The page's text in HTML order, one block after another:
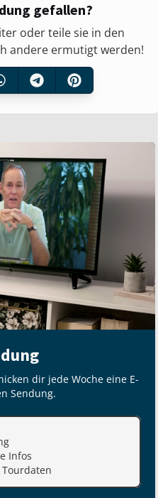
gefallen?
oder teile sie in den
andere ermutigt werden!
dir jede Woche eine E-
Sendung.
Infos
Tourdaten